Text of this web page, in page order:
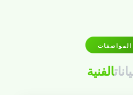
المواصفات
الفنية